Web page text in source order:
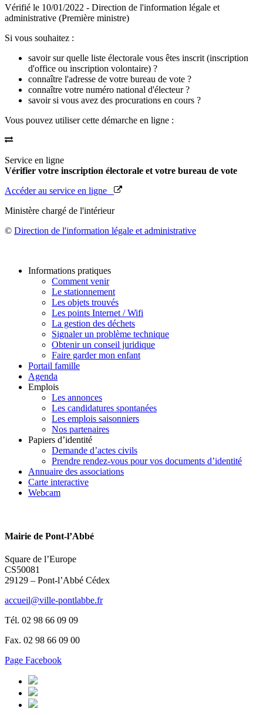
Vérifié le 10/01/2022 - Direction de l'information légale et
administrative (Première ministre)
Si vous souhaitez :
savoir sur quelle liste électorale vous êtes inscrit (inscription
d'office ou inscription volontaire) ?
connaître l'adresse de votre bureau de vote ?
connaître votre numéro national d'électeur ?
savoir si vous avez des procurations en cours ?
Vous pouvez utiliser cette démarche en ligne :
Service en ligne
Vérifier votre inscription électorale et votre bureau de vote
Accéder au service en ligne
Ministère chargé de l'intérieur
© Direction de l'information légale et administrative
Informations pratiques
Comment venir
Le stationnement
Les objets trouvés
Les points Internet / Wifi
La gestion des déchets
Signaler un problème technique
Obtenir un conseil juridique
Faire garder mon enfant
Portail famille
Agenda
Emplois
Les annonces
Les candidatures spontanées
Les emplois saisonniers
Nos partenaires
Papiers d’identité
Demande d’actes civils
Prendre rendez-vous pour vos documents d’identité
Annuaire des associations
Carte interactive
Webcam
Mairie de Pont-l’Abbé
Square de l’Europe
CS50081
29129 – Pont-l’Abbé Cédex
accueil@ville-pontlabbe.fr
Tél. 02 98 66 09 09
Fax. 02 98 66 09 00
Page Facebook